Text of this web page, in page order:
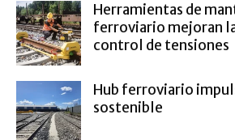
Herramientas de
ferroviario mejoran
control de tensiones
Hub ferroviario
sostenible